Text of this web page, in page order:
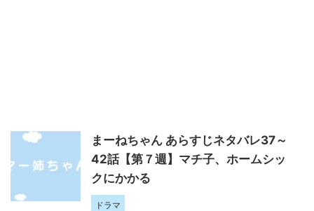
まーねちゃん あらすじネタバレ37～
42話【第７週】マチ子、ホームシッ
クにかかる
ドラマ